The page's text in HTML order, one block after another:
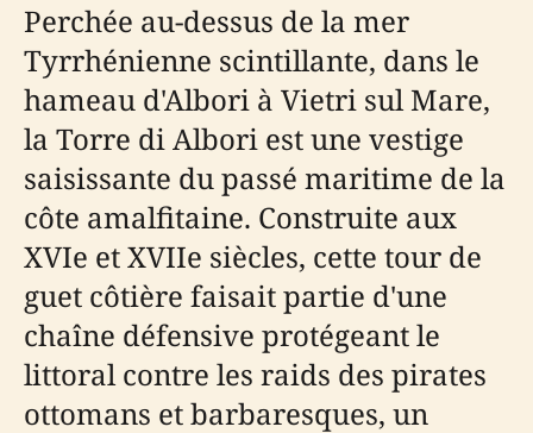
Perchée au-dessus de la mer
Tyrrhénienne scintillante, dans le
hameau d'Albori à Vietri sul Mare,
la Torre di Albori est une vestige
saisissante du passé maritime de la
côte amalfitaine. Construite aux
XVIe et XVIIe siècles, cette tour de
guet côtière faisait partie d'une
chaîne défensive protégeant le
littoral contre les raids des pirates
ottomans et barbaresques, un